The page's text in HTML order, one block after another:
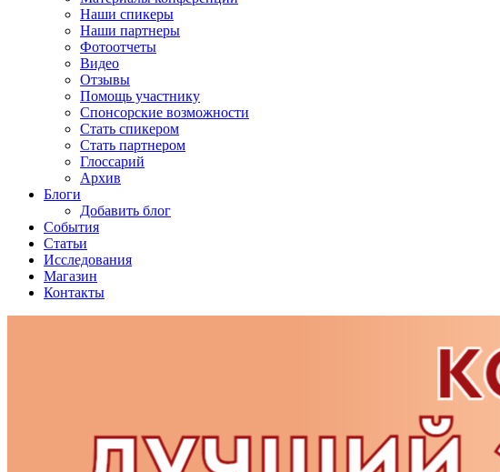
Наши спикеры
Наши партнеры
Фотоотчеты
Видео
Отзывы
Помощь участнику
Спонсорские возможности
Стать спикером
Стать партнером
Глоссарий
Архив
Блоги
Добавить блог
События
Статьи
Исследования
Магазин
Контакты